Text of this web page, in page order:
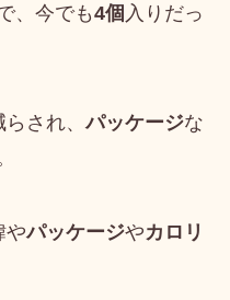
、今でも4個 入りだっ
らされ、パッケージな
やパッケージやカロリ